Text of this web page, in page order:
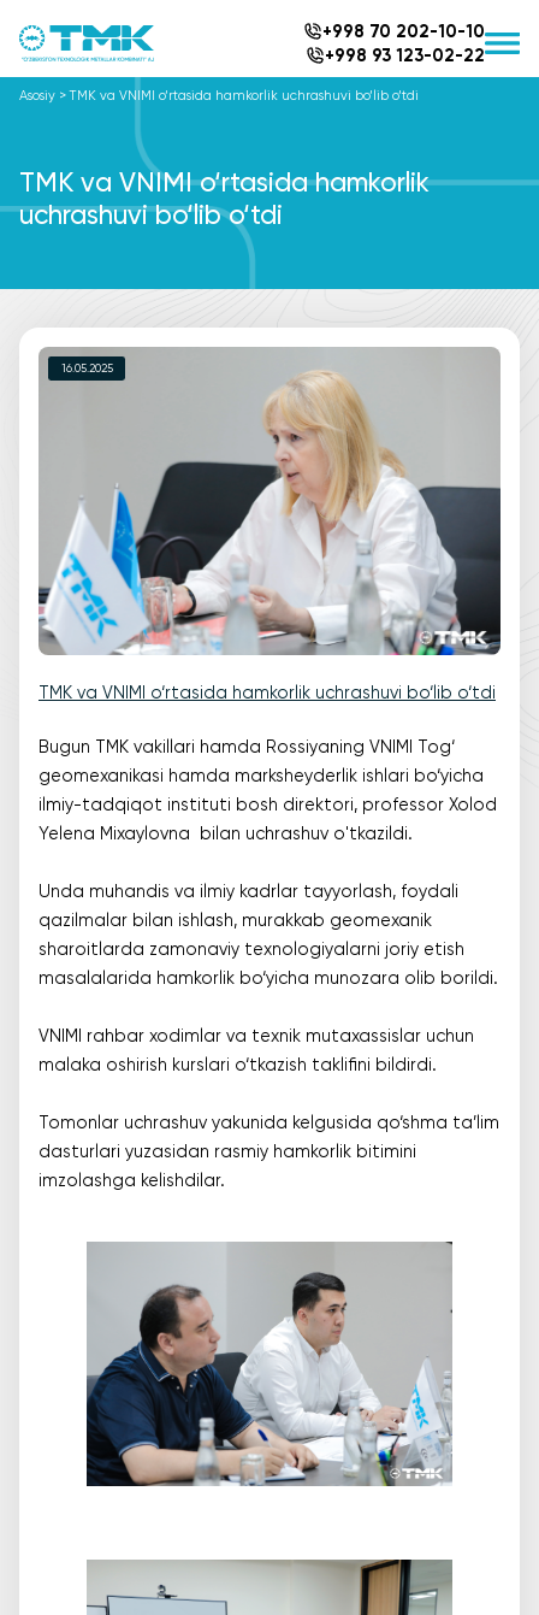
+998 70 202-10-10
+998 93 123-02-22
Asosiy >TMK va VNIMI o‘rtasida hamkorlik uchrashuvi bo‘lib o‘tdi
TMK va VNIMI o‘rtasida hamkorlik
uchrashuvi bo‘lib o‘tdi
16.05.2025
TMK va VNIMI o‘rtasida hamkorlik uchrashuvi bo‘lib o‘tdi
Bugun TMK vakillari hamda Rossiyaning VNIMI Tog‘
geomexanikasi hamda marksheyderlik ishlari bo‘yicha
ilmiy-tadqiqot instituti bosh direktori, professor Xolod
Yelena Mixaylovna bilan uchrashuv o'tkazildi.
Unda muhandis va ilmiy kadrlar tayyorlash, foydali
qazilmalar bilan ishlash, murakkab geomexanik
sharoitlarda zamonaviy texnologiyalarni joriy etish
masalalarida hamkorlik bo‘yicha munozara olib borildi.
VNIMI rahbar xodimlar va texnik mutaxassislar uchun
malaka oshirish kurslari o‘tkazish taklifini bildirdi.
Tomonlar uchrashuv yakunida kelgusida qo‘shma ta’lim
dasturlari yuzasidan rasmiy hamkorlik bitimini
imzolashga kelishdilar.